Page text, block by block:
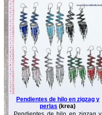
Pendientes de hilo en zigzag y
perlas (krea)